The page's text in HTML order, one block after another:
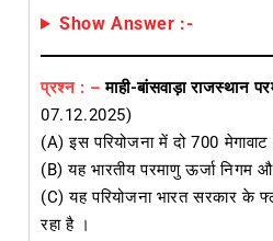
Show Answer :-
प्रश्न : – माही-बांसवाड़ा राजस्थान
07.12.2025)
(a) इस परियोजना में दो 700 मेगावाट
(b) यह भारतीय परमाणु ऊर्जा निगम
(c) यह परियोजना भारत सरकार के
रहा है ।